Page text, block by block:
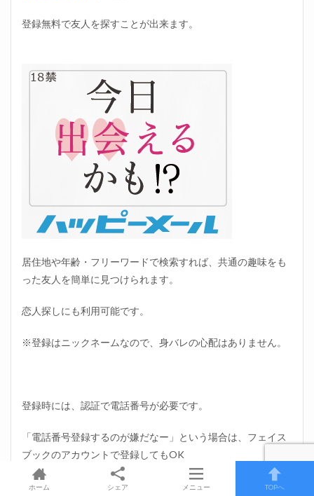
登録無料で友人を探すことが出来ます。
居住地や年齢・フリーワードで検索すれば、共通の趣味をも
った友人を簡単に見つけられます。
恋人探しにも利用可能です。
※登録はニックネームなので、身バレの心配はありません。
登録時には、認証で電話番号が必要です。
「電話番号登録するのが嫌だなー」という場合は、フェイス
ブックのアカウントで登録してもOK
認証が厳しいので、悪徳業者がいないのもありがたかったで
ホーム シェア メニュー TOPへ